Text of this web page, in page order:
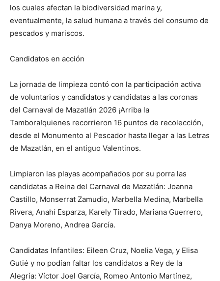
los cuales afectan la biodiversidad marina y,
eventualmente, la salud humana a través del consumo de
pescados y mariscos.
Candidatos en acción
La jornada de limpieza contó con la participación activa
de voluntarios y candidatos y candidatas a las coronas
del Carnaval de Mazatlán 2026 ¡Arriba la
Tambora!quienes recorrieron 16 puntos de recolección,
desde el Monumento al Pescador hasta llegar a las Letras
de Mazatlán, en el antiguo Valentinos.
Limpiaron las playas acompañados por su porra las
candidatas a Reina del Carnaval de Mazatlán: Joanna
Castillo, Monserrat Zamudio, Marbella Medina, Marbella
Rivera, Anahí Esparza, Karely Tirado, Mariana Guerrero,
Danya Moreno, Andrea García.
Candidatas Infantiles: Eileen Cruz, Noelia Vega, y Elisa
Gutié y no podían faltar los candidatos a Rey de la
Alegría: Víctor Joel García, Romeo Antonio Martínez,